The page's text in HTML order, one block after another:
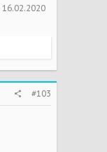
16.02.2020
#103